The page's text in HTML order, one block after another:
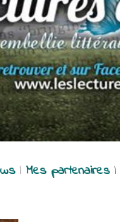
| Mes partenaires|